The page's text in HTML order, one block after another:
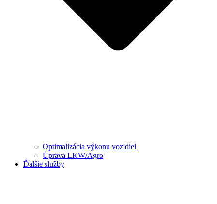
Optimalizácia výkonu vozidiel
Úprava LKW/Agro
Ďalšie služby